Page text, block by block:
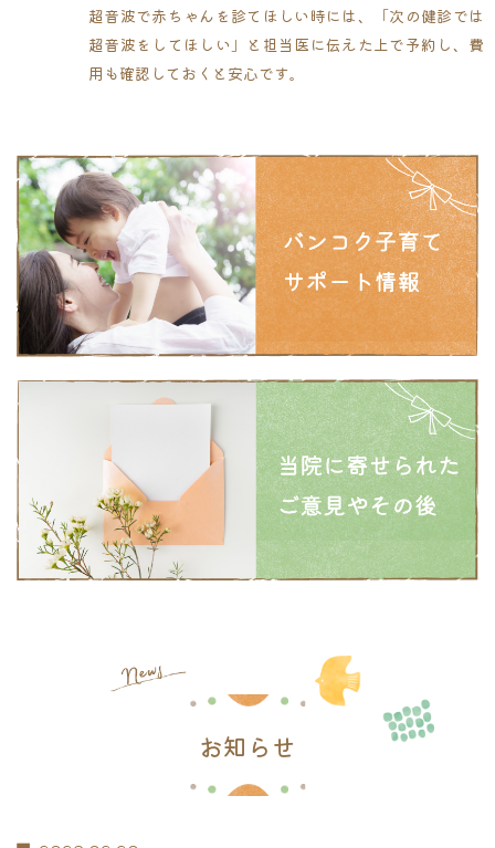
超音波で赤ちゃんを診てほしい時には、「次の健診では
超音波をしてほしい」と担当医に伝えた上で予約し、費
用も確認しておくと安心です。
お知らせ